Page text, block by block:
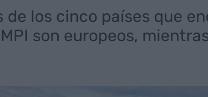
de los cinco países que
son europeos,